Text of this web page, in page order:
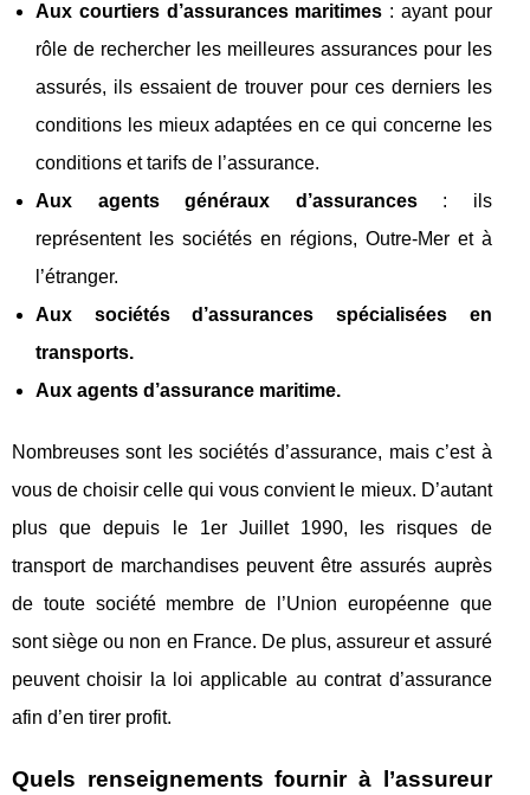
Aux courtiers d’assurances maritimes : ayant pour
rôle de rechercher les meilleures assurances pour les
assurés, ils essaient de trouver pour ces derniers les
conditions les mieux adaptées en ce qui concerne les
conditions et tarifs de l’assurance.
Aux agents généraux d’assurances : ils
représentent les sociétés en régions, Outre-Mer et à
l’étranger.
Aux sociétés d’assurances spécialisées en
transports.
Aux agents d’assurance maritime.
Nombreuses sont les sociétés d’assurance, mais c’est à
vous de choisir celle qui vous convient le mieux. D’autant
plus que depuis le 1erJuillet 1990, les risques de
transport de marchandises peuvent être assurés auprès
de toute société membre de l’Union européenne que
sont siège ou non en France. De plus, assureur et assuré
peuvent choisir la loi applicable au contrat d’assurance
afin d’en tirer profit.
Quels renseignements fournir à l’assureur